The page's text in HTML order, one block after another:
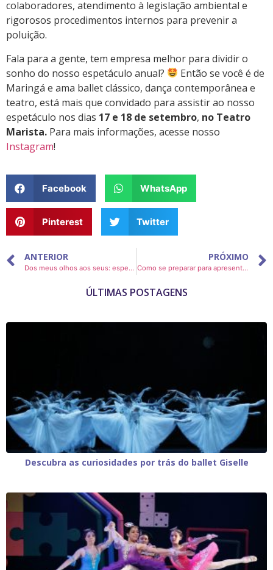
colaboradores, atendimento à legislação ambiental e
rigorosos procedimentos internos para prevenir a
poluição.
Fala para a gente, tem empresa melhor para dividir o
sonho do nosso espetáculo anual?
Então se você é de
Maringá e ama ballet clássico, dança contemporânea e
teatro, está mais que convidado para assistir ao nosso
espetáculo nos dias 17 e 18 de setembro, no Teatro
Marista. Para mais informações, acesse nosso
Instagram!
Facebook WhatsApp
Pinterest Twitter
ANTERIOR
Dos meus olhos aos seus: espetáculo do Ballet HN
PRÓXIMO
Como se preparar para apresentar em um espetáculo de dança?
ÚLTIMAS POSTAGENS
Descubra as curiosidades por trás do ballet Giselle